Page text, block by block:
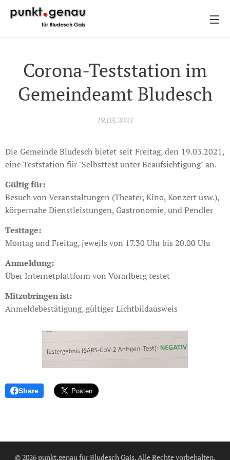
Corona-Teststation im
Gemeindeamt Bludesch
19.03.2021
Die Gemeinde Bludesch bietet seit Freitag, den 19.03.2021,
eine Teststation für "Selbsttest unter Beaufsichtigung" an.
Gültig für:
Besuch von Veranstaltungen (Theater, Kino, Konzert usw.),
körpernahe Dienstleistungen, Gastronomie, und Pendler
Testtage:
Montag und Freitag, jeweils von 17.30 Uhr bis 20.00 Uhr
Anmeldung:
Über Internetplattform von Vorarlberg testet
Mitzubringen ist:
Anmeldebestätigung, gültiger Lichtbildausweis
Share
© 2026 punkt.genau für Bludesch Gais. Alle Rechte vorbehalten.